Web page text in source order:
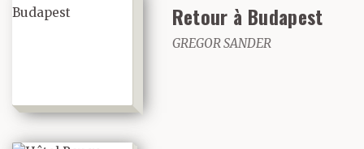
Retour à Budapest
GREGOR SANDER